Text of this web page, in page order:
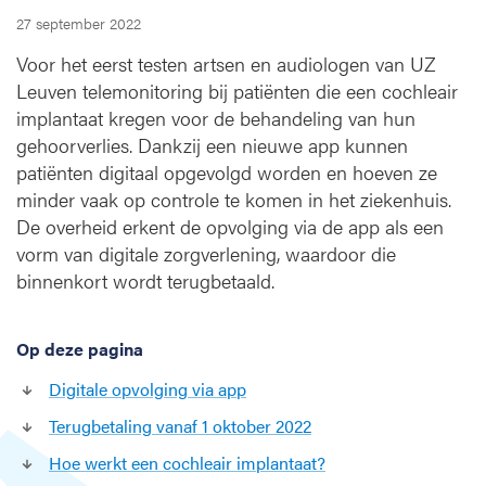
a
n
t
a
a
t
w
o
r
d
e
g
t
a
27 september 2022
Voor het eerst testen artsen en audiologen van UZ
Leuven telemonitoring bij patiënten die een cochleair
implantaat kregen voor de behandeling van hun
gehoorverlies. Dankzij een nieuwe app kunnen
patiënten digitaal opgevolgd worden en hoeven ze
minder vaak op controle te komen in het ziekenhuis.
De overheid erkent de opvolging via de app als een
vorm van digitale zorgverlening, waardoor die
binnenkort wordt terugbetaald.
Op deze pagina
Digitale opvolging via app
Terugbetaling vanaf 1 oktober 2022
Hoe werkt een cochleair implantaat?